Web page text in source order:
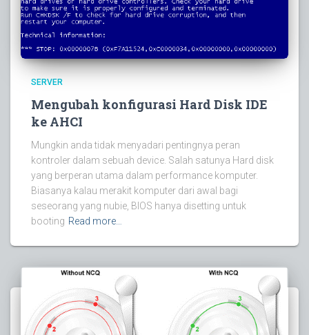
SERVER
Mengubah konfigurasi Hard Disk IDE
ke AHCI
Mungkin anda tidak menyadari pentingnya peran
kontroler dalam sebuah device. Salah satunya Hard disk
yang berperan utama dalam performance komputer.
Biasanya kalau merakit komputer dari awal bagi
seseorang yang nubie, BIOS hanya disetting untuk
booting Read more…